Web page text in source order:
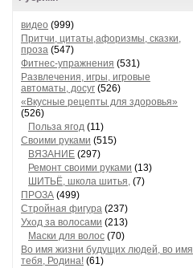
видео (999)
Притчи, цитаты,афоризмы, сказки,
проза (547)
Фитнес-упражнения (531)
Развлечения, игры, игровые
автоматы, досуг (526)
«Вкусные рецепты для здоровья»
(526)
Польза ягод (11)
Своими руками (515)
ВЯЗАНИЕ (297)
Ремонт своими руками (13)
ШИТЬЁ, школа шитья, (7)
ПРОЗА (499)
Стройная фигура (237)
Уход за волосами (213)
Маски для волос (70)
Во имя жизни будущих людей, во имя
тебя, Родина! (61)